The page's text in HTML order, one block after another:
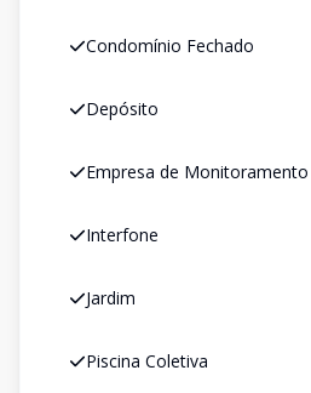
Condomínio Fechado
Depósito
Empresa de Monitoramento
Interfone
Jardim
Piscina Coletiva